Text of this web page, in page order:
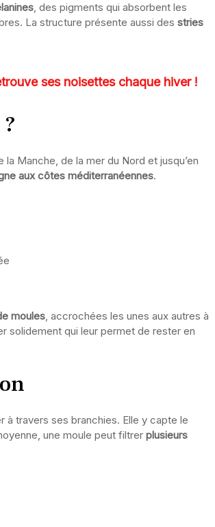
, des pigments qui absorbent les
La structure présente aussi des stries
ses noisettes chaque hiver !
Manche, de la mer du Nord et jusqu’en
aux côtes méditerranéennes.
moules, accrochées les unes aux autres à
solidement qui leur permet de rester en
à travers ses branchies. Elle y capte le
une moule peut filtrer plusieurs